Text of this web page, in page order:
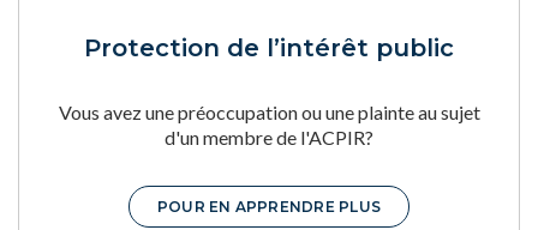
Protection de l’intérêt public
Vous avez une préoccupation ou une plainte au sujet
d'un membre de l'ACPIR?
POUR EN APPRENDRE PLUS